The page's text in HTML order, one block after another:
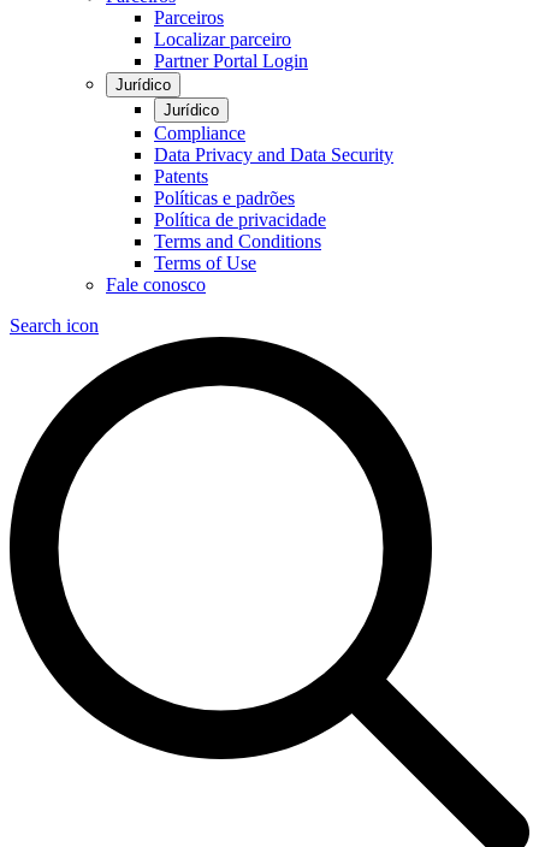
Parceiros
Localizar parceiro
Partner Portal Login
Jurídico
Jurídico
Compliance
Data Privacy and Data Security
Patents
Políticas e padrões
Política de privacidade
Terms and Conditions
Terms of Use
Fale conosco
Search icon